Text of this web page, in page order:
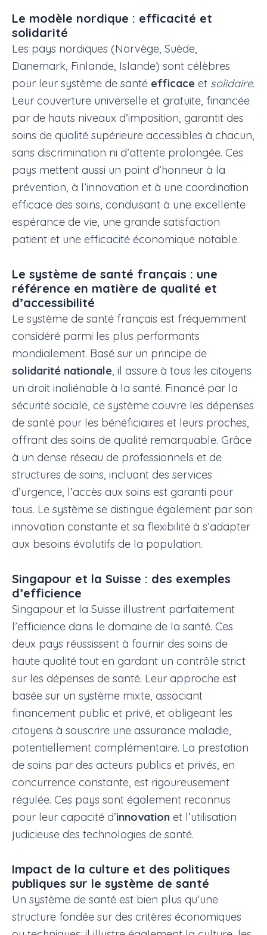
Le modèle nordique : efficacité et
solidarité
Les pays nordiques (Norvège, Suède,
Danemark, Finlande, Islande) sont célèbres
pour leur système de santé efficace et solidaire.
Leur couverture universelle et gratuite, financée
par de hauts niveaux d’imposition, garantit des
soins de qualité supérieure accessibles à chacun,
sans discrimination ni d’attente prolongée. Ces
pays mettent aussi un point d’honneur à la
prévention, à l’innovation et à une coordination
efficace des soins, conduisant à une excellente
espérance de vie, une grande satisfaction
patient et une efficacité économique notable.
Le système de santé français : une
référence en matière de qualité et
d’accessibilité
Le système de santé français est fréquemment
considéré parmi les plus performants
mondialement. Basé sur un principe de
solidarité nationale, il assure à tous les citoyens
un droit inaliénable à la santé. Financé par la
sécurité sociale, ce système couvre les dépenses
de santé pour les bénéficiaires et leurs proches,
offrant des soins de qualité remarquable. Grâce
à un dense réseau de professionnels et de
structures de soins, incluant des services
d’urgence, l’accès aux soins est garanti pour
tous. Le système se distingue également par son
innovation constante et sa flexibilité à s’adapter
aux besoins évolutifs de la population.
Singapour et la Suisse : des exemples
d’efficience
Singapour et la Suisse illustrent parfaitement
l’efficience dans le domaine de la santé. Ces
deux pays réussissent à fournir des soins de
haute qualité tout en gardant un contrôle strict
sur les dépenses de santé. Leur approche est
basée sur un système mixte, associant
financement public et privé, et obligeant les
citoyens à souscrire une assurance maladie,
potentiellement complémentaire. La prestation
de soins par des acteurs publics et privés, en
concurrence constante, est rigoureusement
régulée. Ces pays sont également reconnus
pour leur capacité d’innovation et l’utilisation
judicieuse des technologies de santé.
Impact de la culture et des politiques
publiques sur le système de santé
Un système de santé est bien plus qu’une
structure fondée sur des critères économiques